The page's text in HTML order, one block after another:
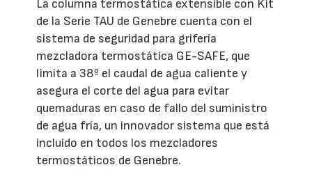
La columna termostática extensible con Kit
de la Serie TAU de Genebre cuenta con el
sistema de seguridad para grifería
mezcladora termostática GE-SAFE, que
limita a 38º el caudal de agua caliente y
asegura el corte del agua para evitar
quemaduras en caso de fallo del suministro
de agua fría, un innovador sistema que está
incluido en todos los mezcladores
termostáticos de Genebre.